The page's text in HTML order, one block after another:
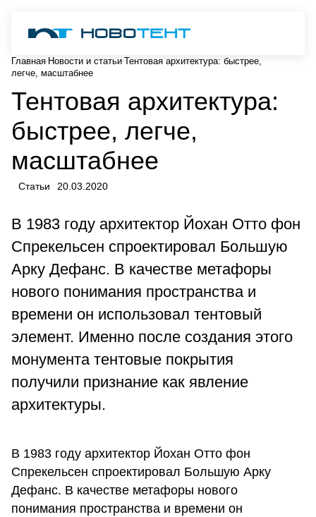
Главная Новости и статьи Тентовая архитектура: быстрее,
легче, масштабнее
Тентовая архитектура:
быстрее, легче,
масштабнее
Статьи 20.03.2020
В 1983 году архитектор Йохан Отто фон
Спрекельсен спроектировал Большую
Арку Дефанс. В качестве метафоры
нового понимания пространства и
времени он использовал тентовый
элемент. Именно после создания этого
монумента тентовые покрытия
получили признание как явление
архитектуры.
В 1983 году архитектор Йохан Отто фон
Спрекельсен спроектировал Большую Арку
Дефанс. В качестве метафоры нового
понимания пространства и времени он